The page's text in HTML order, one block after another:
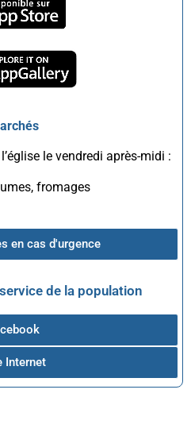
le vendredi après-midi :
fromages
en cas d'urgence
de la population
Internet